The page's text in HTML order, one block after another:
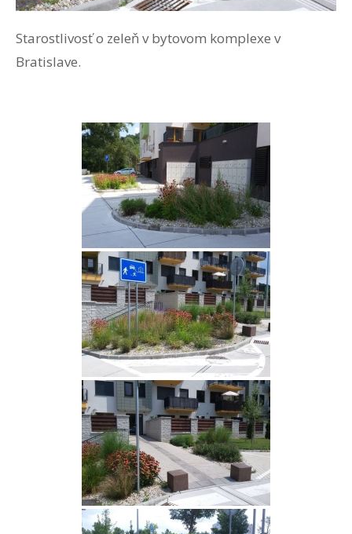
Starostlivosť o zeleň v bytovom komplexe v
Bratislave.